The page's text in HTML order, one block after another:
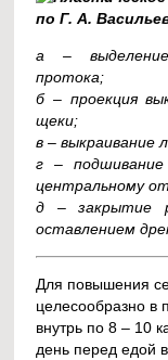
а – выделение
протока;
б – проекция
щеки;
в – выкраивание
г –
центральному
д – закрытие
оставлением
Для повышения
целесообразно в
внутрь по 8 – 10
день перед едой